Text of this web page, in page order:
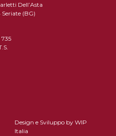
Dell’Asta
(BG)
735
Design e Sviluppo by WIP
Italia